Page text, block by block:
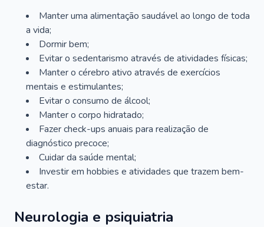
Manter uma alimentação saudável ao longo de toda
a vida;
Dormir bem;
Evitar o sedentarismo através de atividades físicas;
Manter o cérebro ativo através de exercícios
mentais e estimulantes;
Evitar o consumo de álcool;
Manter o corpo hidratado;
Fazer check-ups anuais para realização de
diagnóstico precoce;
Cuidar da saúde mental;
Investir em hobbies e atividades que trazem bem-
estar.
Neurologia e psiquiatria